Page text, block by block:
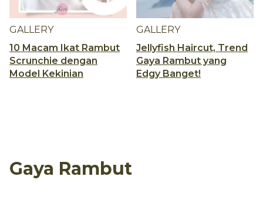
GALLERY
10 Macam Ikat Rambut
Scrunchie dengan
Model Kekinian
GALLERY
Jellyfish Haircut, Trend
Gaya Rambut yang
Edgy Banget!
Gaya Rambut